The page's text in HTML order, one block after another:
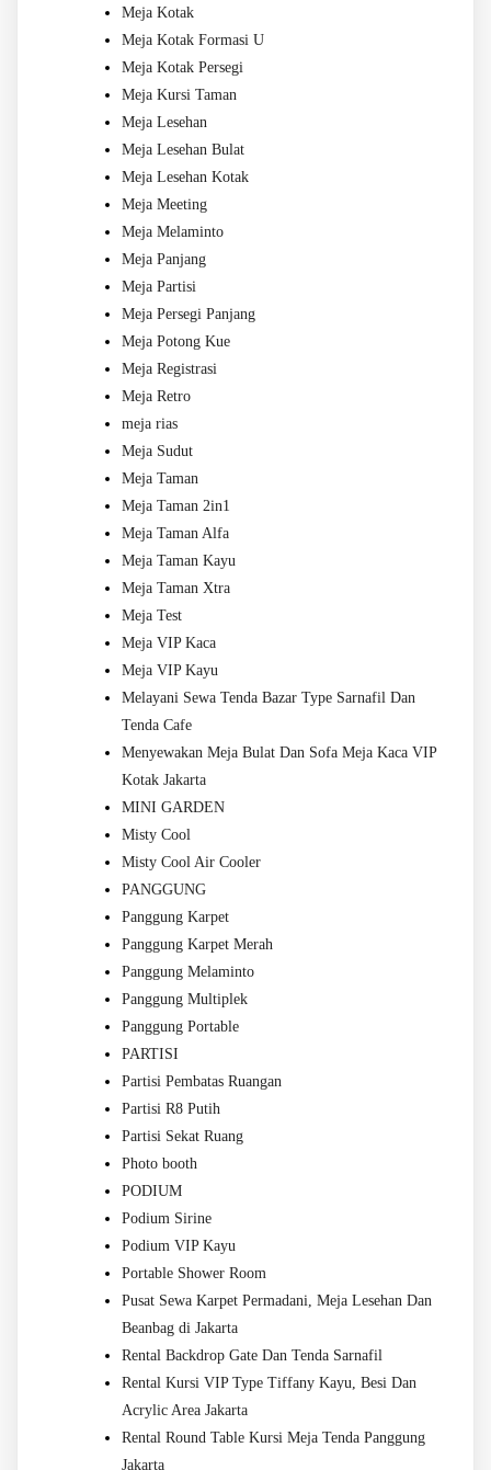
Meja Kotak
Meja Kotak Formasi U
Meja Kotak Persegi
Meja Kursi Taman
Meja Lesehan
Meja Lesehan Bulat
Meja Lesehan Kotak
Meja Meeting
Meja Melaminto
Meja Panjang
Meja Partisi
Meja Persegi Panjang
Meja Potong Kue
Meja Registrasi
Meja Retro
meja rias
Meja Sudut
Meja Taman
Meja Taman 2in1
Meja Taman Alfa
Meja Taman Kayu
Meja Taman Xtra
Meja Test
Meja VIP Kaca
Meja VIP Kayu
Melayani Sewa Tenda Bazar Type Sarnafil Dan
Tenda Cafe
Menyewakan Meja Bulat Dan Sofa Meja Kaca VIP
Kotak Jakarta
MINI GARDEN
Misty Cool
Misty Cool Air Cooler
PANGGUNG
Panggung Karpet
Panggung Karpet Merah
Panggung Melaminto
Panggung Multiplek
Panggung Portable
PARTISI
Partisi Pembatas Ruangan
Partisi R8 Putih
Partisi Sekat Ruang
Photo booth
PODIUM
Podium Sirine
Podium VIP Kayu
Portable Shower Room
Pusat Sewa Karpet Permadani, Meja Lesehan Dan
Beanbag di Jakarta
Rental Backdrop Gate Dan Tenda Sarnafil
Rental Kursi VIP Type Tiffany Kayu, Besi Dan
Acrylic Area Jakarta
Rental Round Table Kursi Meja Tenda Panggung
Jakarta